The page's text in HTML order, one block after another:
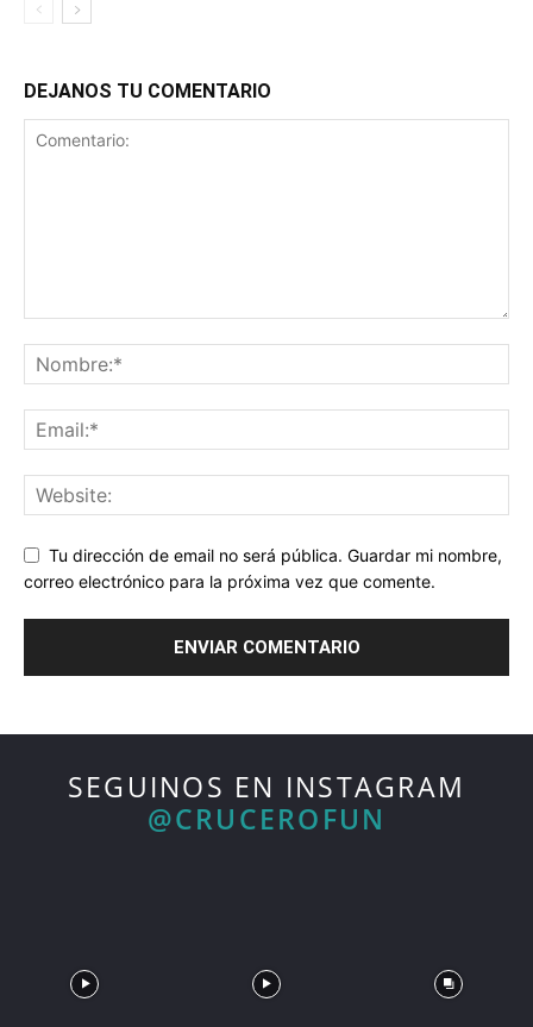
DEJANOS TU COMENTARIO
Tu dirección de email no será pública. Guardar mi nombre,
correo electrónico para la próxima vez que comente.
SEGUINOS EN INSTAGRAM
@CRUCEROFUN